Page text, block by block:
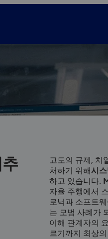
고도의 규제, 치
처하기 위해시
하고 있습니다.
자율 주행에서
로닉과 소프트
는 모범 사례가
이해 관계자의
르기까지 최상